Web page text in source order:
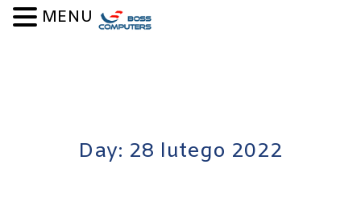
Skip to content
Day: 28 lutego 2022
MENU